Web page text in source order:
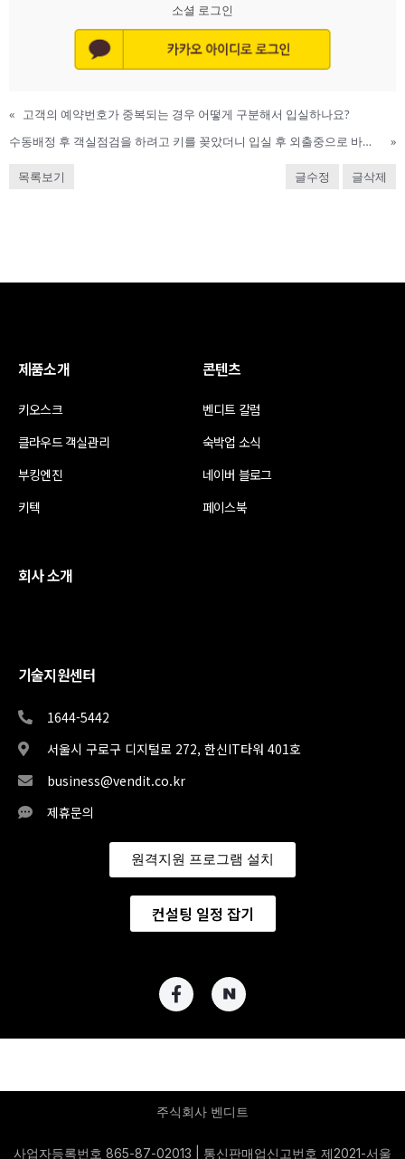
소셜 로그인
«
고객의 예약번호가 중복되는 경우 어떻게 구분해서 입실하나요?
수동배정 후 객실점검을 하려고 키를 꽂았더니 입실 후 외출중으로 바뀌었어요. 어떡해야 하나요?
»
목록보기 글수정 글삭제
제품소개
키오스크
클라우드 객실관리
부킹엔진
키텍
콘텐츠
벤디트 칼럼
숙박업 소식
네이버 블로그
페이스북
회사 소개
기술지원센터
1644-5442
서울시 구로구 디지털로 272, 한신IT타워 401호
business@vendit.co.kr
제휴문의
원격지원 프로그램 설치
컨설팅 일정 잡기
주식회사 벤디트
사업자등록번호 865-87-02013 | 통신판매업신고번호 제2021-서울